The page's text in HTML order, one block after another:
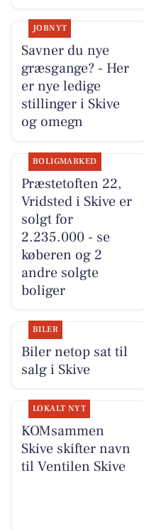
JOBNYT
Savner du nye
græsgange? - Her
er nye ledige
stillinger i Skive
og omegn
BOLIGMARKED
Præstetoften 22,
Vridsted i Skive er
solgt for
2.235.000 - se
køberen og 2
andre solgte
boliger
BILER
Biler netop sat til
salg i Skive
LOKALT NYT
KOMsammen
Skive skifter navn
til Ventilen Skive